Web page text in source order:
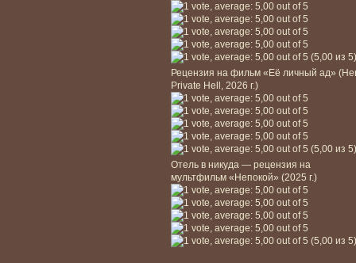
(5,00 из 5)
Рецензия на фильм «Её личный ад»
Private Hell, 2026 г.)
(5,00 из 5)
Отель в никуда — рецензия на
мультфильм «Непокой» (2025 г.)
(5,00 из 5)